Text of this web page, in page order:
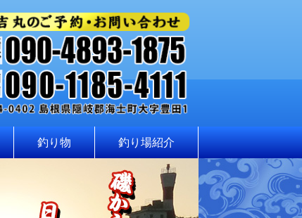
釣り物 釣り場紹介